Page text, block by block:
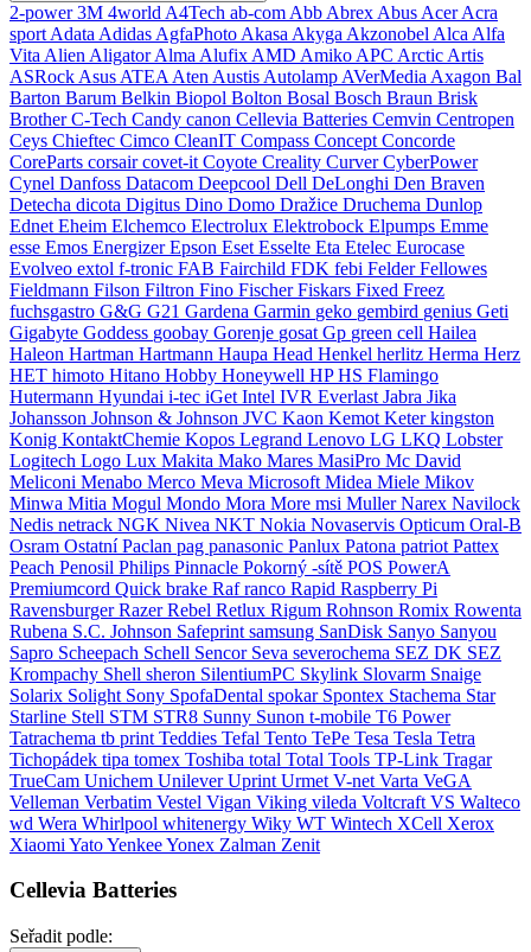
2-power3M 4world A4Tech ab-com Abb Abrex Abus AcerAcra
sport Adata Adidas AgfaPhoto Akasa Akyga Akzonobel Alca Alfa
Vita Alien AligatorAlma Alufix AMD Amiko APC Arctic Artis
ASRock Asus ATEA Aten Austis Autolamp AVerMedia Axagon Bal
Barton Barum Belkin Biopol Bolton Bosal Bosch Braun Brisk
BrotherC-Tech Candy canon Cellevia Batteries Cemvin Centropen
Ceys Chieftec Cimco CleanIT Compass Concept Concorde
CoreParts corsaircovet-it Coyote Creality CurverCyberPower
Cynel Danfoss Datacom Deepcool Dell DeLonghi Den Braven
Detecha dicota Digitus Dino Domo Dražice Druchema Dunlop
Ednet Eheim Elchemco Electrolux Elektrobock Elpumps Emme
esse Emos EnergizerEpson Eset Esselte Eta Etelec Eurocase
Evolveo extol f-tronic FAB Fairchild FDK febi FelderFellowes
Fieldmann Filson Filtron Fino FischerFiskars Fixed Freez
fuchsgastro G&G G21 Gardena Garmin geko gembird genius Geti
Gigabyte Goddess goobay Gorenje gosat Gp green cell Hailea
Haleon Hartman Hartmann Haupa Head Henkel herlitz Herma Herz
HET himoto Hitano Hobby Honeywell HPHS Flamingo
Hutermann Hyundai i-tec iGet Intel IVR Everlast Jabra Jika
Johansson Johnson & Johnson JVC Kaon Kemot Keterkingston
Konig KontaktChemie Kopos Legrand Lenovo LG LKQ Lobster
Logitech Logo Lux Makita Mako Mares MasiPro Mc David
Meliconi Menabo Merco Meva Microsoft Midea Miele Mikov
Minwa Mitia Mogul Mondo Mora More msi MullerNarex Navilock
Nedis netrack NGK Nivea NKT Nokia Novaservis Opticum Oral-B
Osram OstatníPaclan pag panasonic Panlux Patona patriot Pattex
Peach Penosil Philips Pinnacle Pokorný -sítě POS PowerA
Premiumcord Quick brake Rafranco Rapid Raspberry Pi
RavensburgerRazerRebel Retlux Rigum Rohnson Romix Rowenta
Rubena S.C. Johnson Safeprint samsung SanDisk Sanyo Sanyou
Sapro Scheepach Schell Sencor Seva severochema SEZ DK SEZ
Krompachy Shell sheron SilentiumPC Skylink Slovarm Snaige
Solarix Solight Sony SpofaDental spokar Spontex Stachema Star
Starline Stell STM STR8 Sunny Sunon t-mobile T6 Power
Tatrachema tb print Teddies Tefal Tento TePe Tesa Tesla Tetra
Tichopádek tipa tomex Toshiba total Total Tools TP-Link Tragar
TrueCam Unichem UnileverUprint Urmet V-net Varta VeGA
Velleman Verbatim Vestel Vigan Viking vileda Voltcraft VS Walteco
wd Wera Whirlpool whitenergy Wiky WT Wintech XCell Xerox
Xiaomi YatoYenkeeYonex Zalman Zenit
Cellevia Batteries
Seřadit podle: